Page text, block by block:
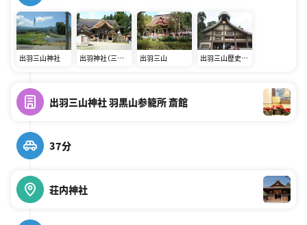
出羽三山神社
出羽神社（三神
出羽三山
出羽三山歴史博
出羽三山神社 羽黒山参籠所 斎館
37分
荘内神社